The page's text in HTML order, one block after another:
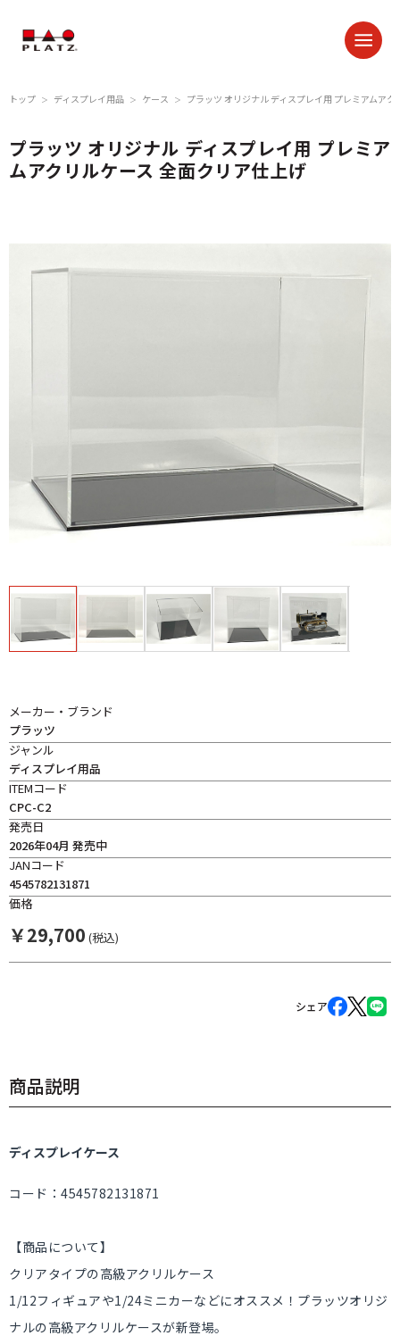
トップ ＞ ディスプレイ用品 ＞ ケース ＞ プラッツ オリジナル ディスプレイ用 プレミアムア
プラッツ オリジナル ディスプレイ用 プレミア
ムアクリルケース 全面クリア仕上げ
メーカー・ブランド
プラッツ
ジャンル
ディスプレイ用品
ITEMコード
CPC-C2
発売日
2026年04月 発売中
JANコード
4545782131871
価格
￥29,700 (税込)
シェア
商品説明
ディスプレイケース
コード：4545782131871
【商品について】
クリアタイプの高級アクリルケース
1/12フィギュアや1/24ミニカーなどにオススメ！プラッツオリジ
ナルの高級アクリルケースが新登場。